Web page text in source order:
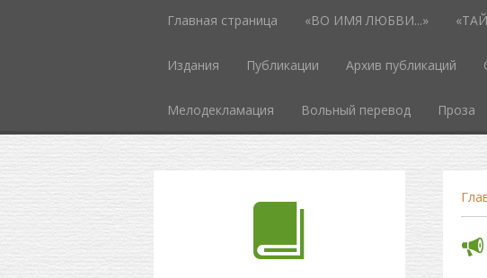
Главная страница «ВО ИМЯ ЛЮБВИ...»
Издания Публикации Архив публикаций
Мелодекламация Вольный перевод Проза